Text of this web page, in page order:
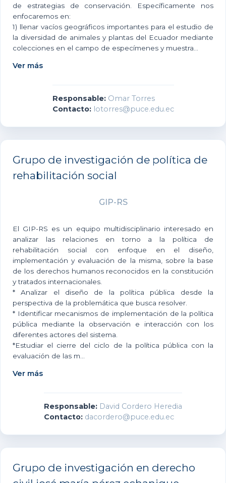
de estrategias de conservación. Específicamente nos
enfocaremos en:
1) llenar vacíos geográficos importantes para el estudio de
la diversidad de animales y plantas del Ecuador mediante
colecciones en el campo de especímenes y muestra...
Ver más
Responsable:Omar Torres
Contacto:lotorres@puce.edu.ec
Grupo de investigación de política de
rehabilitación social
GIP-RS
El GIP-RS es un equipo multidisciplinario interesado en
analizar las relaciones en torno a la política de
rehabilitación social con enfoque en el diseño,
implementación y evaluación de la misma, sobre la base
de los derechos humanos reconocidos en la constitución
y tratados internacionales.
* Analizar el diseño de la política pública desde la
perspectiva de la problemática que busca resolver.
* Identificar mecanismos de implementación de la política
pública mediante la observación e interacción con los
diferentes actores del sistema.
*Estudiar el cierre del ciclo de la política pública con la
evaluación de las m...
Ver más
Responsable: David Cordero Heredia
Contacto: dacordero@puce.edu.ec
Grupo de investigación en derecho